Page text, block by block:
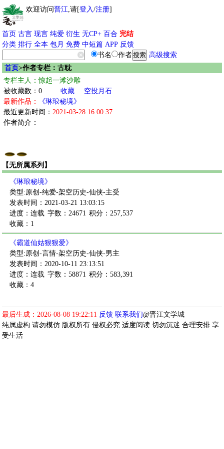
欢迎访问晋江,请[登入/注册]
首页 古言 现言 纯爱 衍生 无CP+ 百合 完结
分类 排行 全本 包月 免费 中短篇 APP 反馈
书名
作者
高级搜索
首页>作者专栏：古耽
专栏主人：惊起一滩沙雕
被收藏数：0
收藏
空投月石
最新作品：
《琳琅秘境》
最近更新时间： 2021-03-28 16:00:37
作者简介：
【无所属系列】
《琳琅秘境》
类型:原创-纯爱-架空历史-仙侠-主受
发表时间：2021-03-21 13:03:15
进度：连载 字数：24671 积分：257,537
收藏：1
《霸道仙姑狠狠爱》
类型:原创-言情-架空历史-仙侠-男主
发表时间：2020-10-11 23:13:51
进度：连载 字数：58871 积分：583,391
收藏：4
最后生成：2026-08-08 19:22:11 反馈 联系我们@晋江文学城
纯属虚构 请勿模仿 版权所有 侵权必究 适度阅读 切勿沉迷 合理安排 享
受生活